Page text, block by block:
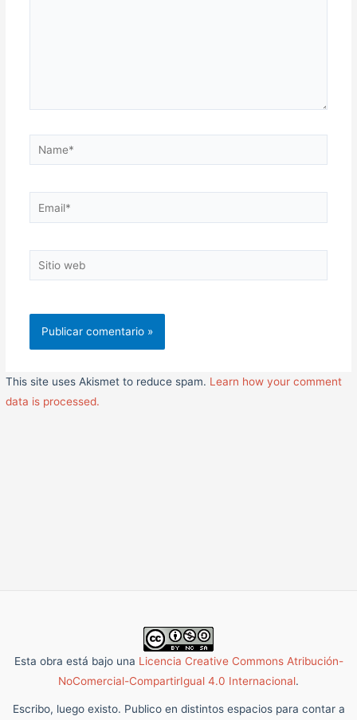
Name*
Email*
Sitio
web
This site uses Akismet to reduce spam. Learn how your comment
data is processed.
Esta obra está bajo una Licencia Creative Commons Atribución-
NoComercial-CompartirIgual 4.0 Internacional.
Escribo, luego existo. Publico en distintos espacios para contar a